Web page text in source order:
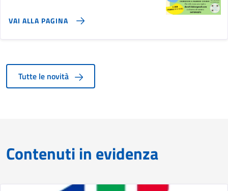
VAI ALLA PAGINA
Tutte le novità
Contenuti in evidenza